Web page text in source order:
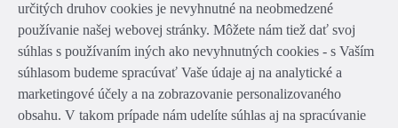
určitých druhov cookies je nevyhnutné na neobmedzené
používanie našej webovej stránky. Môžete nám tiež dať svoj
súhlas s používaním iných ako nevyhnutných cookies - s Vaším
súhlasom budeme spracúvať Vaše údaje aj na analytické a
marketingové účely a na zobrazovanie personalizovaného
obsahu. V takom prípade nám udelíte súhlas aj na spracúvanie
Daniel Rosiar
SMART HOME – zariadenia pre inteligentný úsporný dom
Automatizácia
Elektronika